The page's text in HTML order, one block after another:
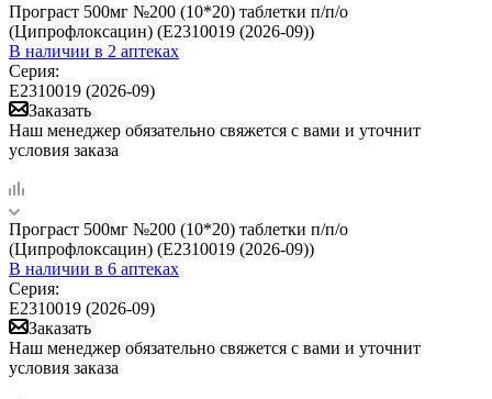
Програст 500мг №200 (10*20) таблетки п/п/о
(Ципрофлоксацин) (Е2310019 (2026-09))
В наличии в 2 аптеках
Серия:
Е2310019 (2026-09)
Заказать
Наш менеджер обязательно свяжется с вами и уточнит
условия заказа
Програст 500мг №200 (10*20) таблетки п/п/о
(Ципрофлоксацин) (Е2310019 (2026-09))
В наличии в 6 аптеках
Серия:
Е2310019 (2026-09)
Заказать
Наш менеджер обязательно свяжется с вами и уточнит
условия заказа